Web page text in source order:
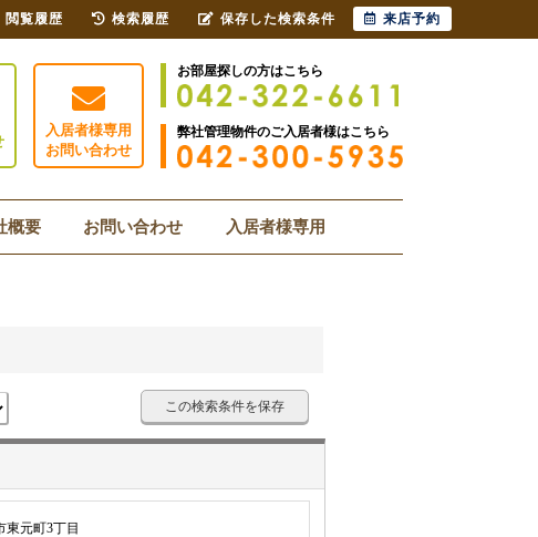
入居者様専用
お問い合わせ
お部屋探しの方はこちら
弊社管理物件のご入居者様はこちら
概要 お問い合わせ 入居者様専用
この検索条件を保存
東元町3丁目
閲覧履歴 検索履歴 保存した検索条件 来店予約